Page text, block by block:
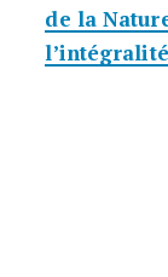
de la